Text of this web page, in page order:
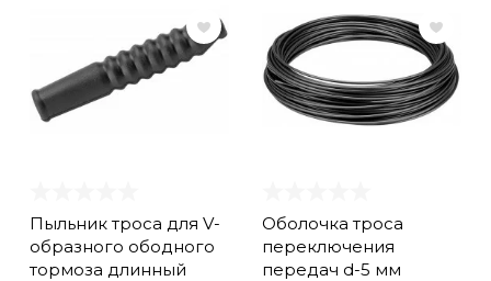
Пыльник троса для V-
образного ободного
тормоза длинный
Оболочка троса
переключения
передач d-5 мм